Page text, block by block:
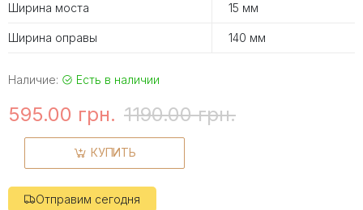
Ширина моста 15 мм
Ширина оправы 140 мм
Наличие: Есть в наличии
595.00 грн. 1190.00 грн.
КУПИТЬ
Отправим сегодня